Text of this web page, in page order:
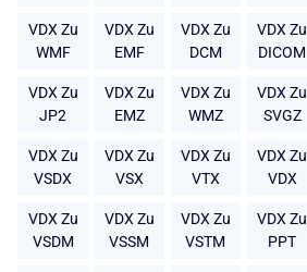
VDX Zu
WMF
VDX Zu
EMF
VDX Zu
DCM
VDX Zu
DICOM
VDX Zu
JP2
VDX Zu
EMZ
VDX Zu
WMZ
VDX Zu
SVGZ
VDX Zu
VSDX
VDX Zu
VSX
VDX Zu
VTX
VDX Zu
VDX
VDX Zu
VSDM
VDX Zu
VSSM
VDX Zu
VSTM
VDX Zu
PPT